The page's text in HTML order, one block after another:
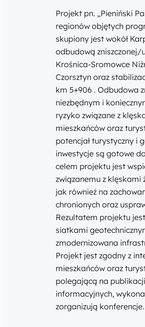
Projekt pn. „Pieniński
regionów objętych
skupiony jest wokół
odbudową zniszczonej/
Krośnica-Sromowce
Czorsztyn oraz
km 5+906 . Odbudowa
niezbędnym i
ryzyko związane z
mieszkańców oraz
potencjał turystyczny i
inwestycje są gotowe
celem projektu jest
związanemu z
jak również na
chronionych oraz
Rezultatem projektu
siatkami
zmodernizowana
Projekt jest zgodny z
mieszkańców oraz
polegającą na
informacyjnych,
zorganizują konferencje.